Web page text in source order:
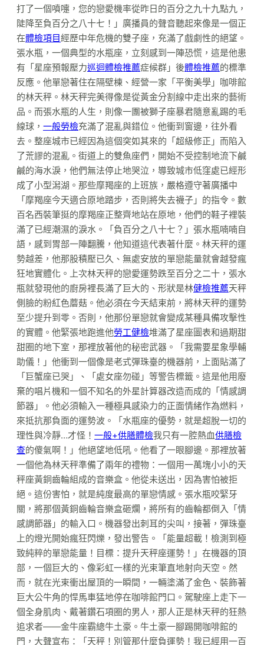
打了一個噴嚏，您的戀愛機率從昨日的百分之九十九點九，
陡降至負百分之八十七！」廣播員的聲音聽起來像是一個正
在體檢項目經歷中年危機的雙子座，充滿了戲劇性的絕望。
張水瓶，一個典型的水瓶座，立刻感到一陣恐慌，這是他患
有「星座預報壓力巡迴體檢推薦症候群」後體檢推薦的標準
反應。他單戀著住在隔壁棟、經營一家「平衡美學」咖啡館
的林天秤。林天秤完美得像是從黃金分割線中走出來的藝術
品。而張水瓶的人生，則像一團被獅子座暴君隨意亂踢的毛
線球， 一般勞檢充滿了混亂與錯位。他衝到窗邊，往外看
去。整座城市已經因為這個突如其來的「超級修正」而陷入
了荒謬的混亂。街道上的雙魚座們，開始不受控制地流下鹹
鹹的海水淚，他們無法停止地哭泣，導致城市低窪處已經形
成了小型潟湖。那些摩羯座的上班族，嚴格遵守著廣播中
「摩羯座今天適合原地踏步，否則將失去襪子」的指令。數
百名西裝筆挺的摩羯座正整齊地站在原地，他們的鞋子裡裝
滿了已經潮濕的淚水。「負百分之八十七？」張水瓶喃喃自
語，感到胃部一陣翻騰，他知道這代表著什麼。林天秤的運
勢越差，他那股積壓已久、無處安放的單戀能量就會越發瘋
狂地實體化。上次林天秤的戀愛運勢跌至百分之二十，張水
瓶就發現他的廚房裡長滿了巨大的、形狀是林健檢推薦天秤
側臉的粉紅色蘑菇。他必須在今天結束前，將林天秤的運勢
至少提升到零。否則，他那份單戀就會變成某種具備攻擊性
的實體。他緊張地跑進他勞工健檢堆滿了星座圖表和過期甜
甜圈的地下室，那裡放著他的秘密武器。「我需要星象學輔
助儀！」他衝到一個像是老式彈珠臺的機器前，上面貼滿了
「巨蟹座已哭」、「處女座勿碰」等警告標籤。這是他用廢
棄的唱片機和一個不知名的外星計算器改造而成的「情感調
節器」。他必須輸入一種極具感染力的正面情緒作為燃料，
來抵抗那負面的運勢波。「水瓶座的優勢，就是超脫一切的
理性與冷靜…才怪！ 一般+供膳體檢我只有一腔熱血供膳檢
查的傻氣啊！」他絕望地低吼。他看了一眼腳邊。那裡放著
一個他為林天秤準備了兩年的禮物：一個用一萬塊小小的天
秤座黃銅齒輪組成的音樂盒。他從未送出，因為害怕被拒
絕。這份害怕，就是純度最高的單戀情感。張水瓶咬緊牙
關，將那個黃銅齒輪音樂盒砸爛，將所有的齒輪都倒入「情
感調節器」的輸入口。機器發出刺耳的尖叫，接著，彈珠臺
上的燈光開始瘋狂閃爍，發出警告。「能量超載！檢測到極
致純粹的單戀能量！目標：提升天秤座運勢！」在機器的頂
部，一個巨大的、像彩虹一樣的光束筆直地射向天空。然
而，就在光束衝出屋頂的一瞬間，一輛塗滿了金色、裝飾著
巨大公牛角的悍馬車猛地停在咖啡館門口。駕駛座上走下一
個全身肌肉、戴著鑽石項圈的男人，那人正是林天秤的狂熱
追求者——金牛座霸總牛土豪。牛土豪一腳踢開咖啡館的
門，大聲宣布：「天秤！別管那什麼負運勢！我已經用一百